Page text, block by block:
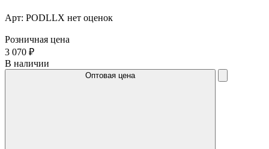
Арт: PODLLX нет оценок
Розничная цена
3 070 ₽
В наличии
Оптовая цена